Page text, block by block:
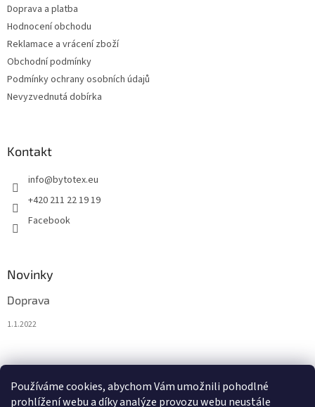
Používáme cookies, abychom Vám umožnili pohodlné
prohlížení webu a díky analýze provozu webu neustále
Doprava a platba
Hodnocení obchodu
Reklamace a vrácení zboží
Obchodní podmínky
Podmínky ochrany osobních údajů
Nevyzvednutá dobírka
Kontakt
info@bytotex.eu
+420 211 22 19 19
Facebook
Novinky
Doprava
1.1.2022
0KS /0 €